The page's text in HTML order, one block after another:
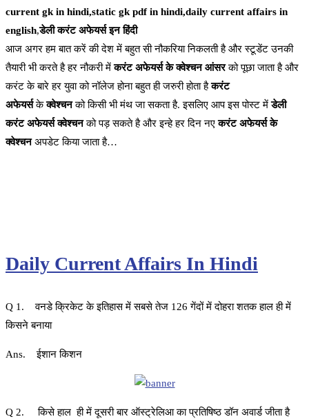
current gk in hindi,static gk pdf in hindi,daily current affairs in
english,डेली करंट अफेयर्स इन हिंदी
आज अगर हम बात करें की देश में बहुत सी नौकरिया निकलती है और स्टूडेंट उनकी
तैयारी भी करते है हर नौकरी मेंकरंट अफेयर्स के क्वेश्चन आंसरको पूछा जाता है और
करंट के बारे हर युवा को नॉलेज होना बहुत ही जरुरी होता हैकरंट
अफेयर्सकेक्वेश्चनको किसी भी मंथ जा सकता है. इसलिए आप इस पोस्ट मेंडेली
करंट अफेयर्स क्वेश्चनको पड़ सकते है और इन्हे हर दिन नएकरंट अफेयर्स के
क्वेश्चनअपडेट किया जाता है…
Daily Current Affairs In Hindi
Q 1. वनडे क्रिकेट के इतिहास में सबसे तेज 126 गेंदों में दोहरा शतक हाल ही में
किसने बनाया
Ans. ईशान किशन
Q 2. किसे हाल ही में दूसरी बार ऑस्ट्रेलिआ का प्रतिषिष्ठ डॉन अवार्ड जीता है